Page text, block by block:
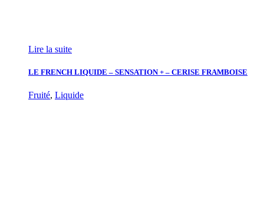
Lire la suite
LE FRENCH LIQUIDE – SENSATION + – CERISE FRAMBOISE
Fruité, Liquide